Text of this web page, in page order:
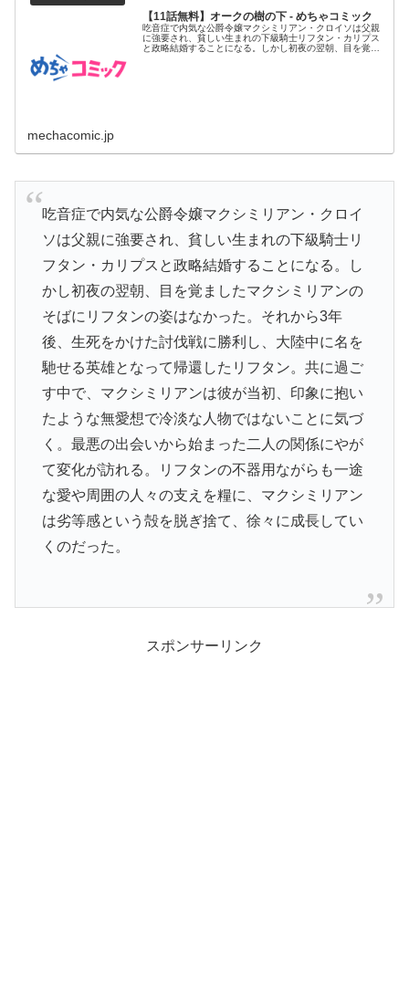
【11話無料】オークの樹の下 - めちゃコミック
吃音症で内気な公爵令嬢マクシミリアン・クロイソは父親
に強要され、貧しい生まれの下級騎士リフタン・カリプス
と政略結婚することになる。しかし初夜の翌朝、目を覚ま
mechacomic.jp
吃音症で内気な公爵令嬢マクシミリアン・クロイ
ソは父親に強要され、貧しい生まれの下級騎士リ
フタン・カリプスと政略結婚することになる。し
かし初夜の翌朝、目を覚ましたマクシミリアンの
そばにリフタンの姿はなかった。それから3年
後、生死をかけた討伐戦に勝利し、大陸中に名を
馳せる英雄となって帰還したリフタン。共に過ご
す中で、マクシミリアンは彼が当初、印象に抱い
たような無愛想で冷淡な人物ではないことに気づ
く。最悪の出会いから始まった二人の関係にやが
て変化が訪れる。リフタンの不器用ながらも一途
な愛や周囲の人々の支えを糧に、マクシミリアン
は劣等感という殻を脱ぎ捨て、徐々に成長してい
くのだった。
スポンサーリンク